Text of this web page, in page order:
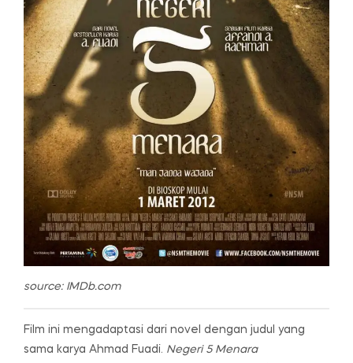
source: IMDb.com
Film ini mengadaptasi dari novel dengan judul yang
sama karya Ahmad Fuadi. Negeri 5 Menara